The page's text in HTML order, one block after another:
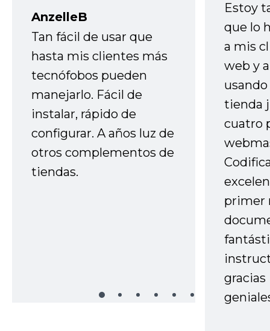
AnzelleB
Tan fácil de usar que
hasta mis clientes más
tecnófobos pueden
manejarlo. Fácil de
instalar, rápido de
configurar. A años luz de
otros complementos de
tiendas.
Estoy
que lo
a mis
web y
tienda
cuatro
primer
gracias